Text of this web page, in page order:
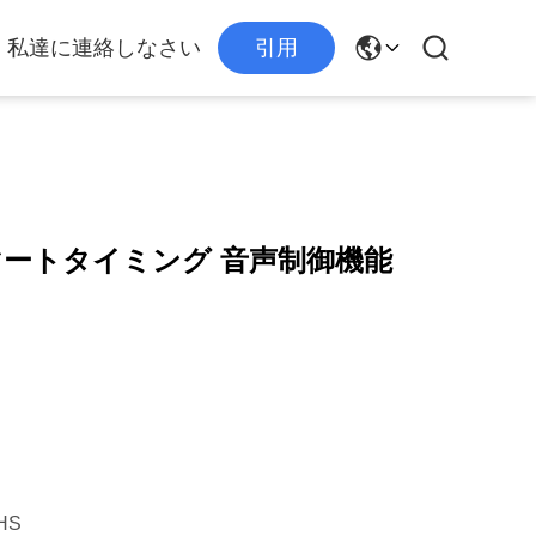
私達に連絡しなさい 引用
トタイミング 音声制御機能